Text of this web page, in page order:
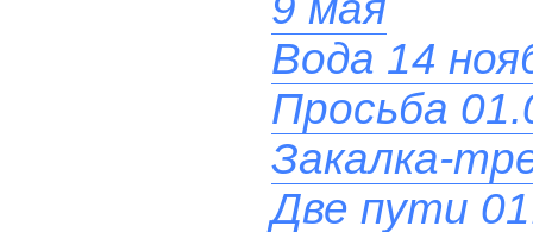
Вода 14
Просьба
Закалка-
Две пути